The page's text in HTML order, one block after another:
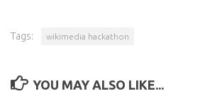
Tags: wikimedia hackathon
YOU MAY ALSO LIKE...